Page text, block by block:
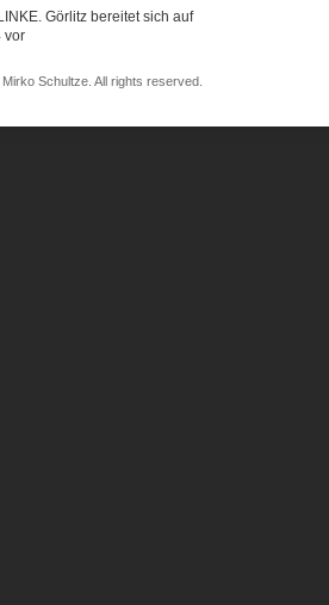
Görlitz bereitet sich auf
vor
Schultze. All rights reserved.